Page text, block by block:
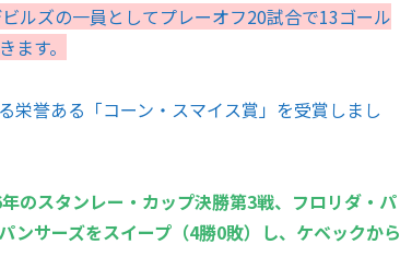
ルズの一員としてプレーオフ20試合で13ゴール
す。
誉ある「コーン・スマイス賞」を受賞しまし
のスタンレー・カップ決勝第3戦、フロリダ・パ
ンサーズをスイープ（4勝0敗）し、ケベックから